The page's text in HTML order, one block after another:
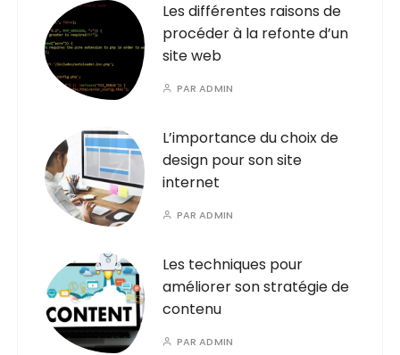
Les différentes raisons de
procéder à la refonte d’un
site web
PARADMIN
L’importance du choix de
design pour son site
internet
PARADMIN
Les techniques pour
améliorer son stratégie de
contenu
PARADMIN